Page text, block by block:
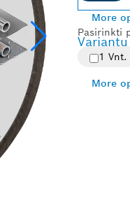
More
Pasirinkti
1 Vnt.
More